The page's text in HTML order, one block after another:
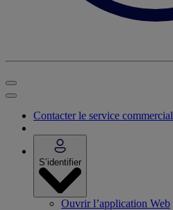
Contacter le service commercial
S’identifier
Ouvrir l’application Web